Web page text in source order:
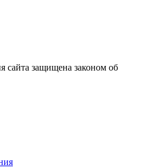
сайта защищена законом об